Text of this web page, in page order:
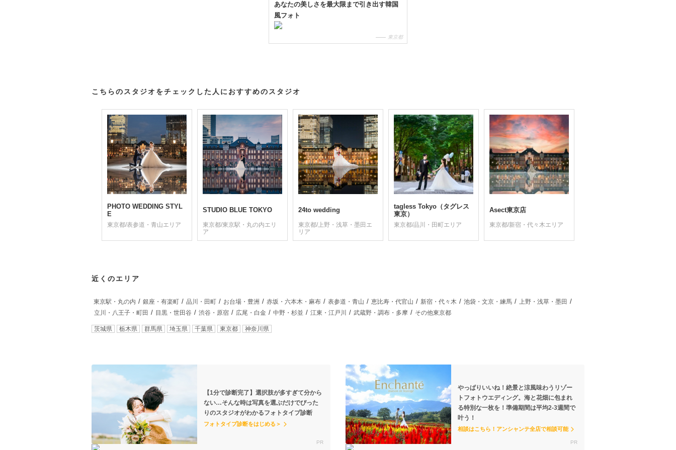
あなたの美しさを最大限まで引き出す韓国
風フォト
東京都
こちらのスタジオをチェックした人におすすめのスタジオ
PHOTO WEDDING STYL
E
東京都/表参道・青山エリア
STUDIO BLUE TOKYO
東京都/東京駅・丸の内エリ
ア
24to wedding
東京都/上野・浅草・墨田エ
リア
tagless Tokyo（タグレス
東京）
東京都/品川・田町エリア
Asect東京店
東京都/新宿・代々木エリア
近くのエリア
東京駅・丸の内 銀座・有楽町 品川・田町 お台場・豊洲 赤坂・六本木・麻布 表参道・青山 恵比寿・代官山 新宿・代々木 池袋・文京・練馬
上野・浅草・墨田
立川・八王子・町田
目黒・世田谷 渋谷・原宿 広尾・白金 中野・杉並 江東・江戸川 武蔵野・調布・多摩 その他東京都
茨城県 栃木県 群馬県 埼玉県 千葉県 東京都 神奈川県
【1分で診断完了】選択肢が多すぎて分から
ない…そんな時は写真を選ぶだけでぴった
りのスタジオがわかるフォトタイプ診断
フォトタイプ診断をはじめる＞
やっぱりいいね！絶景と涼風味わうリゾー
トフォトウエディング。海と花畑に包まれ
る特別な一枚を！準備期間は平均2-3週間で
叶う！
相談はこちら！アンシャンテ全店で相談可能